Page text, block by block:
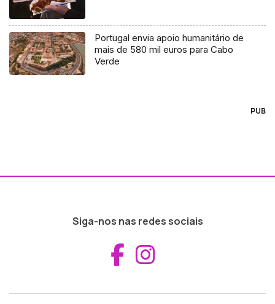
Portugal envia apoio humanitário de
mais de 580 mil euros para Cabo
Verde
PUB
Siga-nos nas redes sociais
Aceder ao